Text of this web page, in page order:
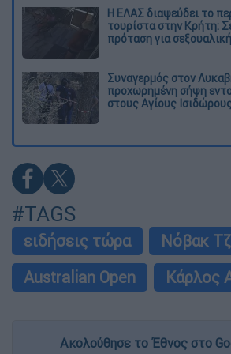
Η ΕΛΑΣ διαψεύδει το
τουρίστα στην Κρήτη:
πρόταση για
Συναγερμός στον
προχωρημένη σήψη
στους Αγίους
#TAGS
ειδήσεις τώρα
Νόβακ
Australian Open
Κάρλος
Ακολούθησε το Έθνος στο